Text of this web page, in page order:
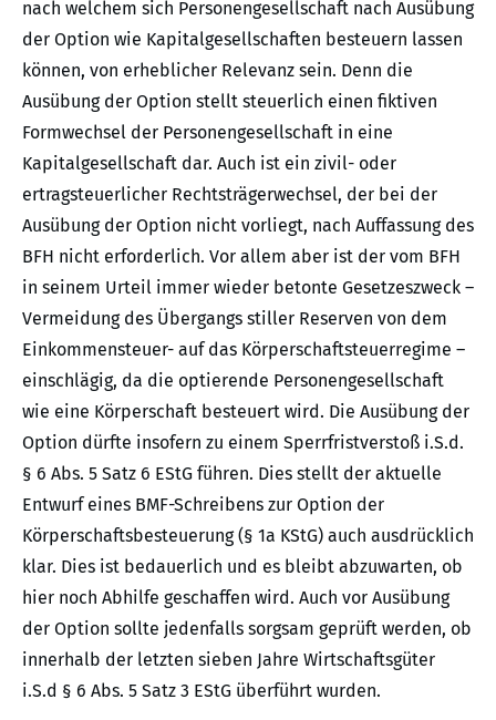
nach welchem sich Personengesellschaft nach Ausübung
der Option wie Kapitalgesellschaften besteuern lassen
können, von erheblicher Relevanz sein. Denn die
Ausübung der Option stellt steuerlich einen fiktiven
Formwechsel der Personengesellschaft in eine
Kapitalgesellschaft dar. Auch ist ein zivil- oder
ertragsteuerlicher Rechtsträgerwechsel, der bei der
Ausübung der Option nicht vorliegt, nach Auffassung des
BFH nicht erforderlich. Vor allem aber ist der vom BFH
in seinem Urteil immer wieder betonte Gesetzeszweck –
Vermeidung des Übergangs stiller Reserven von dem
Einkommensteuer- auf das Körperschaftsteuerregime –
einschlägig, da die optierende Personengesellschaft
wie eine Körperschaft besteuert wird. Die Ausübung der
Option dürfte insofern zu einem Sperrfristverstoß i.S.d.
§ 6 Abs. 5 Satz 6 EStG führen. Dies stellt der aktuelle
Entwurf eines BMF-Schreibens zur Option der
Körperschaftsbesteuerung (§ 1a KStG) auch ausdrücklich
klar. Dies ist bedauerlich und es bleibt abzuwarten, ob
hier noch Abhilfe geschaffen wird. Auch vor Ausübung
der Option sollte jedenfalls sorgsam geprüft werden, ob
innerhalb der letzten sieben Jahre Wirtschaftsgüter
i.S.d § 6 Abs. 5 Satz 3 EStG überführt wurden.